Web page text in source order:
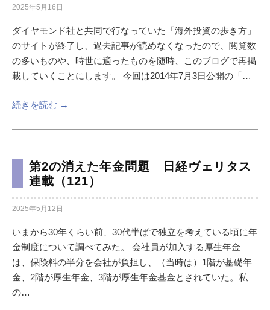
2025年5月16日
ダイヤモンド社と共同で行なっていた「海外投資の歩き方」
のサイトが終了し、過去記事が読めなくなったので、閲覧数
の多いものや、時世に適ったものを随時、このブログで再掲
載していくことにします。 今回は2014年7月3日公開の「…
続きを読む →
第2の消えた年金問題 日経ヴェリタス
連載（121）
2025年5月12日
いまから30年くらい前、30代半ばで独立を考えている頃に年
金制度について調べてみた。 会社員が加入する厚生年金
は、保険料の半分を会社が負担し、（当時は）1階が基礎年
金、2階が厚生年金、3階が厚生年金基金とされていた。私
の…